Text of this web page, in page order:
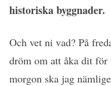
historiska byggnader.
Och vet ni vad? På
dröm om att åka dit
morgon ska jag